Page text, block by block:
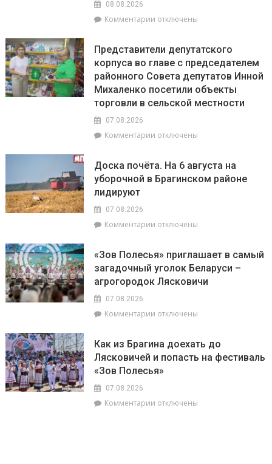
Брагинщине
смотр-
конкурс
«Лучшая
придомовая
территория
08.08.2026
Комментарии к
на
8
августа:
Весы
сегодня
успешны
а
Рыбам
интуиции
отключены
Представители депутатского
корпуса во главе с председателем
районного Совета депутатов Инной
Михаленко посетили объекты
торговли в сельской местности
07.08.2026
Комментарии к
депутатского
корпуса
председателем
депутатов
Инной
Михаленко
торговли
сельской
местности
отключены
Доска почёта. На 6 августа на
уборочной в Брагинском районе
лидируют
07.08.2026
Комментарии к
почёта.
На
6
уборочной
районе
лидируют
отключены
«Зов Полесья» приглашает в самый
загадочный уголок Беларуси –
агрогородок Лясковичи
07.08.2026
Комментарии к
Полесья»
приглашает
в
уголок
отключены
Как из Брагина доехать до
Лясковичей и попасть на фестиваль
«Зов Полесья»
07.08.2026
Комментарии котключены